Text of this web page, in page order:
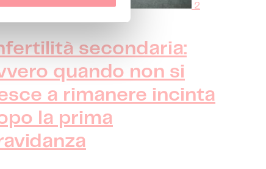
2
secondaria:
quando non si
a rimanere incinta
la prima